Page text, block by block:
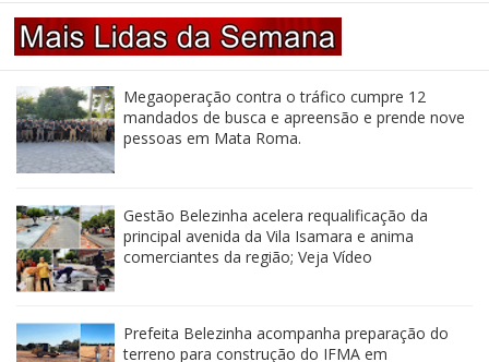
Megaoperação contra o tráfico cumpre 12
mandados de busca e apreensão e prende nove
pessoas em Mata Roma.
Gestão Belezinha acelera requalificação da
principal avenida da Vila Isamara e anima
comerciantes da região; Veja Vídeo
Prefeita Belezinha acompanha preparação do
terreno para construção do IFMA em